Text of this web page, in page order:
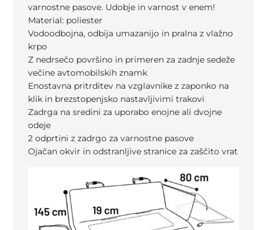
varnostne pasove. Udobje in varnost v enem!
Material: poliester
Vodoodbojna, odbija umazanijo in pralna z vlažno
krpo
Z nedrsečo površino in primeren za zadnje sedeže
večine avtomobilskih znamk
Enostavna pritrditev na vzglavnike z zaponko na
klik in brezstopenjsko nastavljivimi trakovi
Zadrga na sredini za uporabo enojne ali dvojne
odeje
2 odprtini z zadrgo za varnostne pasove
Ojačan okvir in odstranljive stranice za zaščito vrat